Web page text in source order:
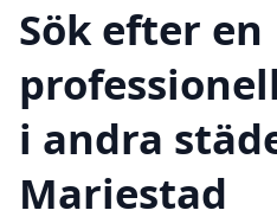
Sök efter en
i andra
Mariestad